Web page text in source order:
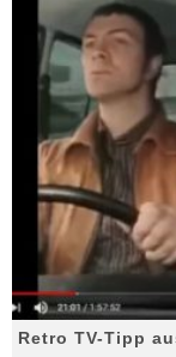
Retro TV-Tipp